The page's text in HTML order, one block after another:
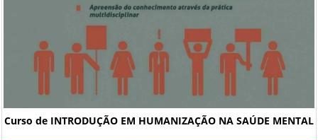
Curso de INTRODUÇÃO EM HUMANIZAÇÃO NA SAÚDE MENTAL